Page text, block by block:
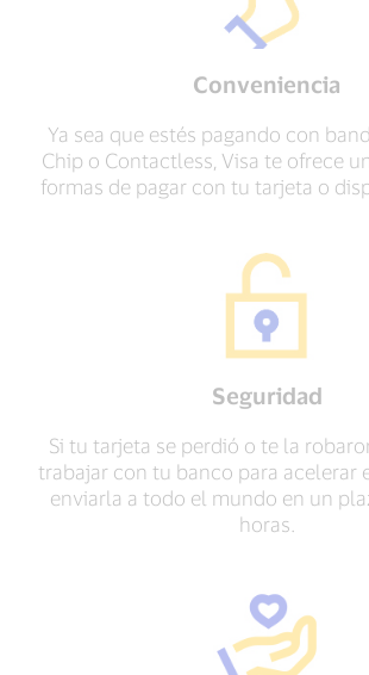
Conveniencia
Ya sea que estés pagando con
Chip o Contactless, Visa te ofrece
formas de pagar con tu tarjeta o
Seguridad
Si tu tarjeta se perdió o te la
trabajar con tu banco para acelerar
enviarla a todo el mundo en un
horas.